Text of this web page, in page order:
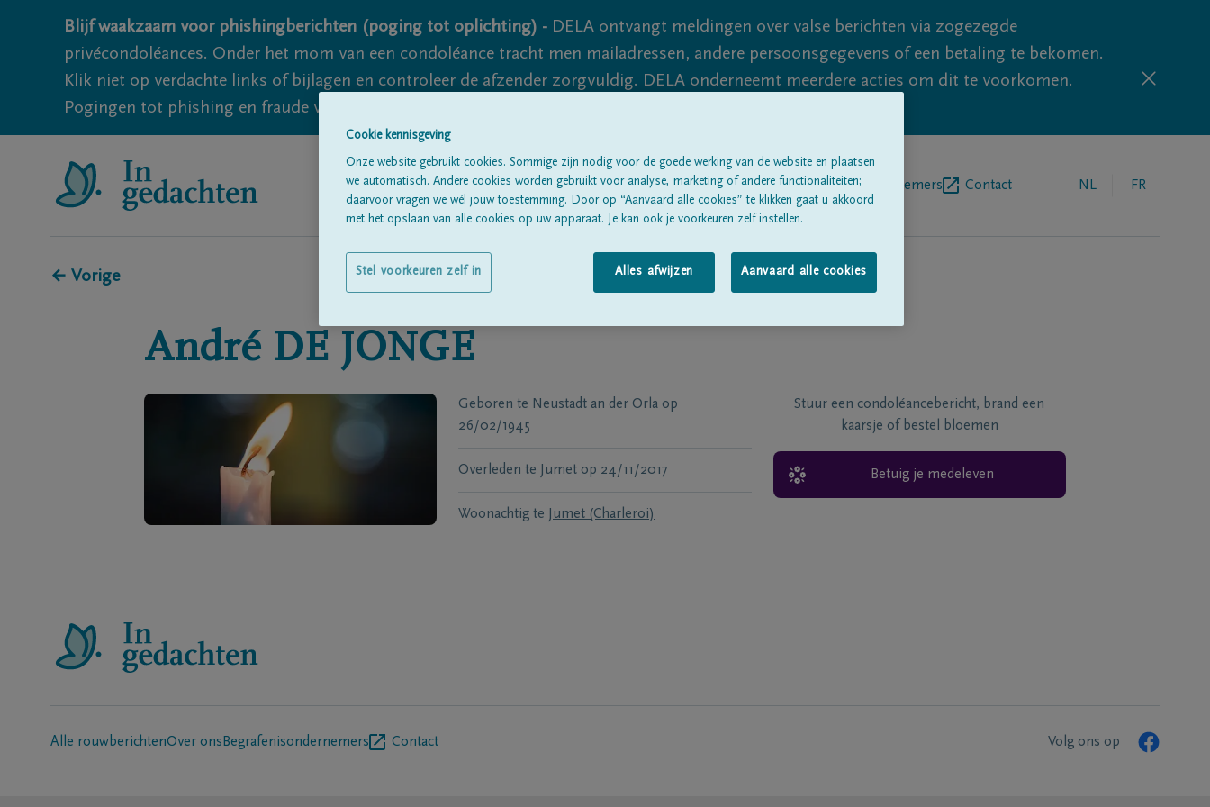
Blijf waakzaam voor phishingberichten (poging tot oplichting) - DELA ontvangt meldingen over valse berichten via zogezegde
privécondoléances. Onder het mom van een condoléance tracht men mailadressen, andere persoonsgegevens of een betaling te bekomen.
Klik niet op verdachte links of bijlagen en controleer de afzender zorgvuldig. DELA onderneemt meerdere acties om dit te voorkomen.
Pogingen tot phishing en fraude vallen echter nooit volledig uit te sluiten, dus blijf waakzaam.
Alle rouwberichten Over onsBegrafenisondernemers Contact NL FR
← Vorige
André DE JONGE
Geboren te Neustadt an der Orla op
26/02/1945
Overleden te Jumet op 24/11/2017
Woonachtig te Jumet (Charleroi)
Stuur een condoléancebericht, brand een
kaarsje of bestel bloemen
Betuig je medeleven
Alle rouwberichtenOver ons Begrafenisondernemers Contact Volg ons op
Cookie kennisgeving
Onze website gebruikt cookies. Sommige zijn nodig voor de goede werking van de website en plaatsen
we automatisch. Andere cookies worden gebruikt voor analyse, marketing of andere functionaliteiten;
daarvoor vragen we wél jouw toestemming. Door op “Aanvaard alle cookies” te klikken gaat u akkoord
met het opslaan van alle cookies op uw apparaat. Je kan ook je voorkeuren zelf instellen.
Alles afwijzen Aanvaard alle cookies
Stel voorkeuren zelf in